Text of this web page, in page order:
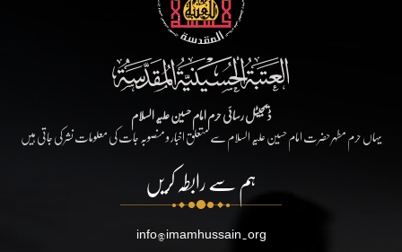
ڈیجیٹل رسائی حرم امام حسین علیہ السلام
یہاں حرم مطہر حضرت امام حسین علیہ السلام سے متعلق اخبار و منصوبہ جات کی معلومات نشر کی جاتی ہیں
ہم سے رابطہ کریں
info@imamhussain.org